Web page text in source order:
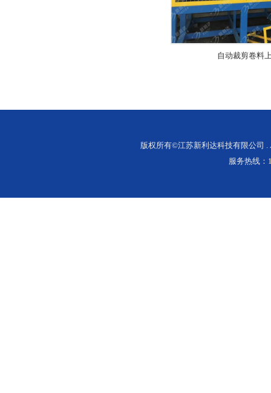
自动裁剪卷料
版权所有©江苏新利达科技有限公司
服务热线